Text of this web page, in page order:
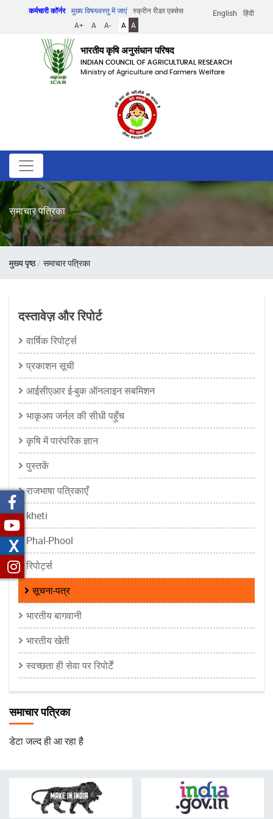
English हिंदी
कर्मचारी कॉर्नर मुख्य विषयवस्तु में जाएं
स्क्रीन रीडर एक्सेस
A+
A A- A A
भारतीय कृषि अनुसंधान परिषद
INDIAN COUNCIL OF AGRICULTURAL RESEARCH
Ministry of Agriculture and Farmers Welfare
समाचार पत्रिका
पग
मुख्य पृष्ठ समाचार पत्रिका
दस्तावेज़ और रिपोर्ट
वार्षिक रिपोर्ट्स
प्रकाशन सूची
आईसीएआर ई-बुक ऑनलाइन सबमिशन
भाकृअप जर्नल की सीधी पहुँच
कृषि में पारंपरिक ज्ञान
पुस्तकें
राजभाषा पत्रिकाएँ
kheti
Phal-Phool
रिपोर्ट्स
सूचना-पत्र
भारतीय बागवानी
भारतीय खेती
स्वच्छता ही सेवा पर रिपोर्टें
समाचार पत्रिका
डेटा जल्द ही आ रहा है
X